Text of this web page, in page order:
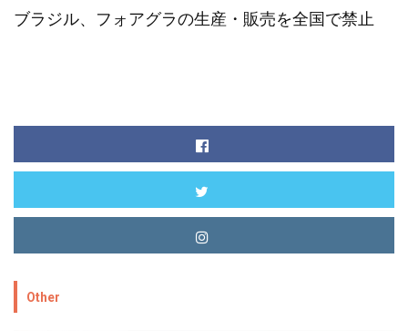
ブラジル、フォアグラの生産・販売を全国で禁止
Other